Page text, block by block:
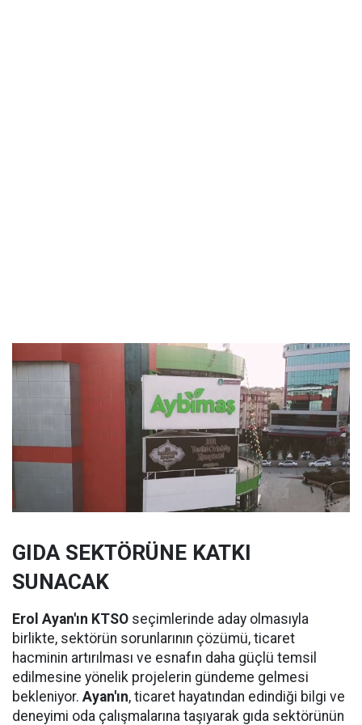
GIDA SEKTÖRÜNE KATKI
SUNACAK
Erol Ayan'ın KTSO seçimlerinde aday olmasıyla
birlikte, sektörün sorunlarının çözümü, ticaret
hacminin artırılması ve esnafın daha güçlü temsil
edilmesine yönelik projelerin gündeme gelmesi
bekleniyor. Ayan'ın, ticaret hayatından edindiği bilgi ve
deneyimi oda çalışmalarına taşıyarak gıda sektörünün